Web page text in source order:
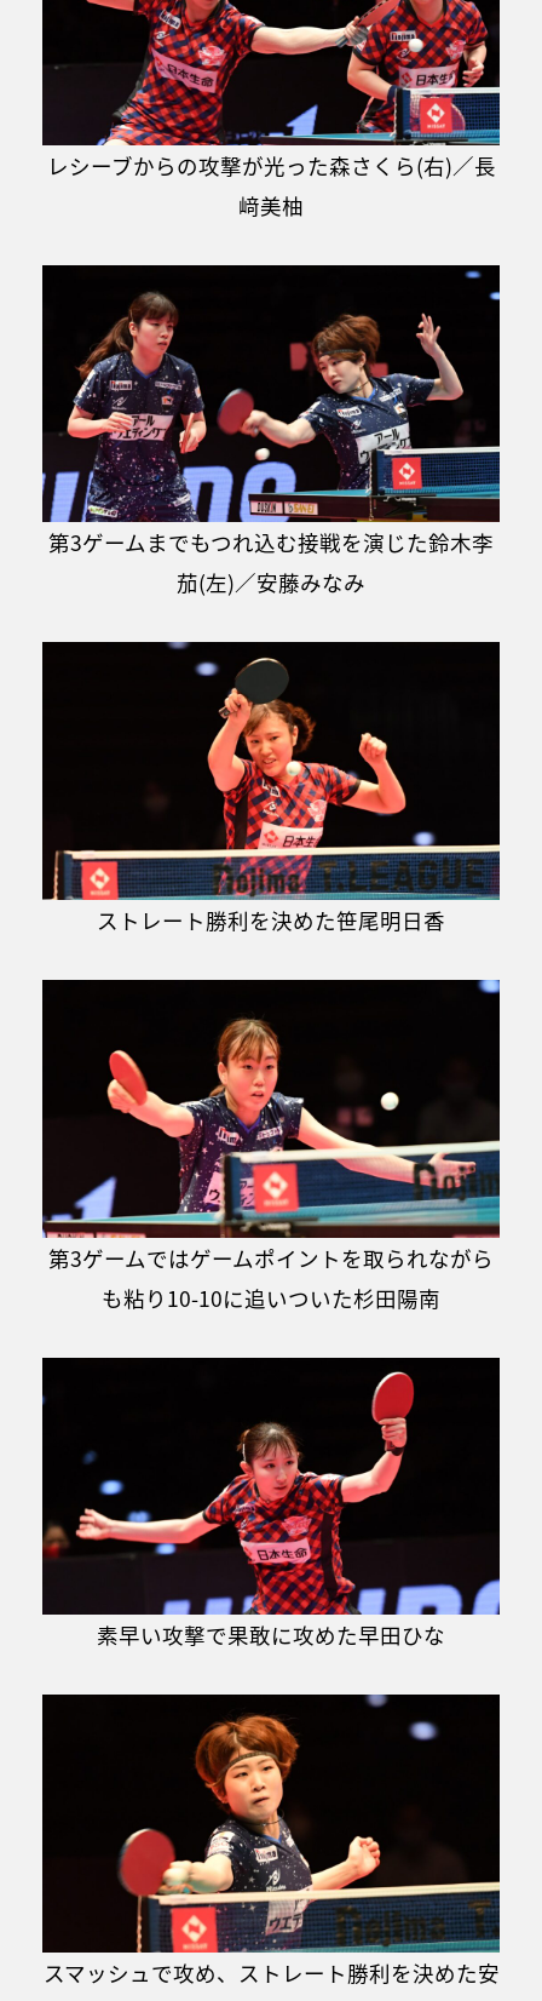
レシーブからの攻撃が光った森さくら(右)／長
﨑美柚
第3ゲームまでもつれ込む接戦を演じた鈴木李
茄(左)／安藤みなみ
ストレート勝利を決めた笹尾明日香
第3ゲームではゲームポイントを取られながら
も粘り10-10に追いついた杉田陽南
素早い攻撃で果敢に攻めた早田ひな
スマッシュで攻め、ストレート勝利を決めた安